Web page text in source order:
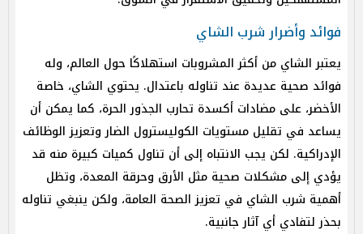
فوائد وأضرار شرب الشاي
يعتبر الشاي من أكثر المشروبات استهلاكًا حول العالم، وله
فوائد صحية عديدة عند تناوله باعتدال. يحتوي الشاي، خاصة
الأخضر، على مضادات أكسدة تحارب الجذور الحرة، كما يمكن أن
يساعد في تقليل مستويات الكوليسترول الضار وتعزيز الوظائف
الإدراكية. لكن يجب الانتباه إلى أن تناول كميات كبيرة منه قد
يؤدي إلى مشكلات صحية مثل الأرق وحرقة المعدة، وتظل
أهمية شرب الشاي في تعزيز الصحة العامة، ولكن ينبغي تناوله
بحذر لتفادي أي آثار جانبية.